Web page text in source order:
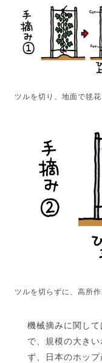
ツルを切り、地面で毬花
ツルを切らずに、高所
機械摘みに関し
で、規模の大き
ず、日本のホッ